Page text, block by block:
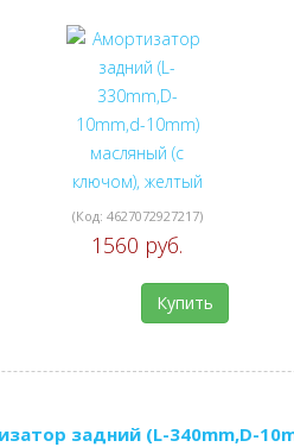
(Код: 4627072927217)
1560 руб.
Купить
задний (L-340mm,D-